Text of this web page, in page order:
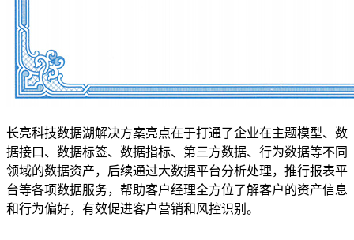
长亮科技数据湖解决方案亮点在于打通了企业在主题模型、数
据接口、数据标签、数据指标、第三方数据、行为数据等不同
领域的数据资产，后续通过大数据平台分析处理，推行报表平
台等各项数据服务，帮助客户经理全方位了解客户的资产信息
和行为偏好，有效促进客户营销和风控识别。